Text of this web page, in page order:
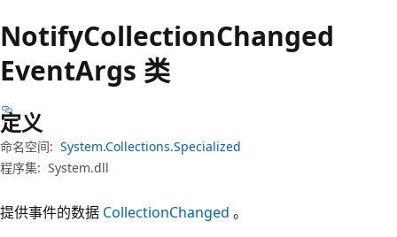
NotifyCollectionChanged
EventArgs 类
定义
命名空间: System.Collections.Specialized
程序集: System.dll
提供事件的数据 CollectionChanged 。